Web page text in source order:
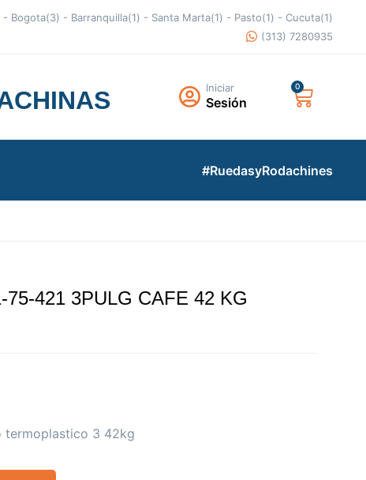
Bogota(3) - Barranquilla(1) - Santa Marta(1) - Pasto(1) - Cucuta(1)
(313) 7280935
Iniciar
Sesión
#RuedasyRodachines
75-421 3PULG CAFE 42 KG
termoplastico 3 42kg